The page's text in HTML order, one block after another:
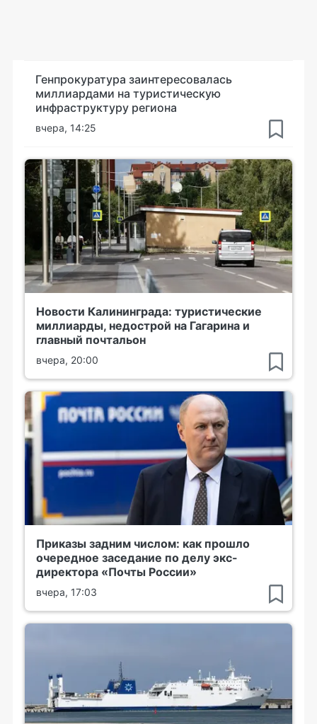
Генпрокуратура заинтересовалась
миллиардами на туристическую
инфраструктуру региона
вчера, 14:25
Новости Калининграда: туристические
миллиарды, недострой на Гагарина и
главный почтальон
вчера, 20:00
Приказы задним числом: как прошло
очередное заседание по делу экс-
директора «Почты России»
вчера, 17:03